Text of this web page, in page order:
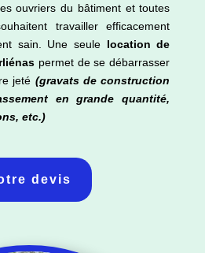
ouvriers du bâtiment et toutes
travailler efficacement
sain. Une seule location de
permet de se débarrasser
jeté (gravats de construction
en grande quantité,
etc.)
devis